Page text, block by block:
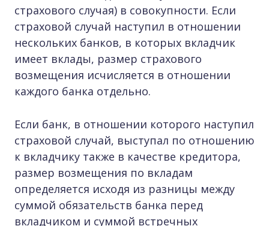
страхового случая) в совокупности. Если
страховой случай наступил в отношении
нескольких банков, в которых вкладчик
имеет вклады, размер страхового
возмещения исчисляется в отношении
каждого банка отдельно.
Если банк, в отношении которого наступил
страховой случай, выступал по отношению
к вкладчику также в качестве кредитора,
размер возмещения по вкладам
определяется исходя из разницы между
суммой обязательств банка перед
вкладчиком и суммой встречных